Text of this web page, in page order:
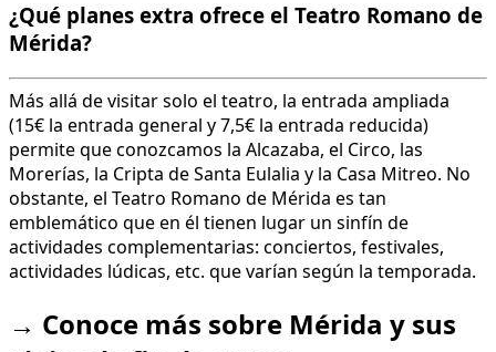
¿Qué planes extra ofrece el Teatro Romano de
Mérida?
Más allá de visitar solo el teatro, la entrada ampliada
(15€ la entrada general y 7,5€ la entrada reducida)
permite que conozcamos la Alcazaba, el Circo, las
Morerías, la Cripta de Santa Eulalia y la Casa Mitreo. No
obstante, el Teatro Romano de Mérida es tan
emblemático que en él tienen lugar un sinfín de
actividades complementarias: conciertos, festivales,
actividades lúdicas, etc. que varían según la temporada.
→ Conoce más sobre Mérida y sus